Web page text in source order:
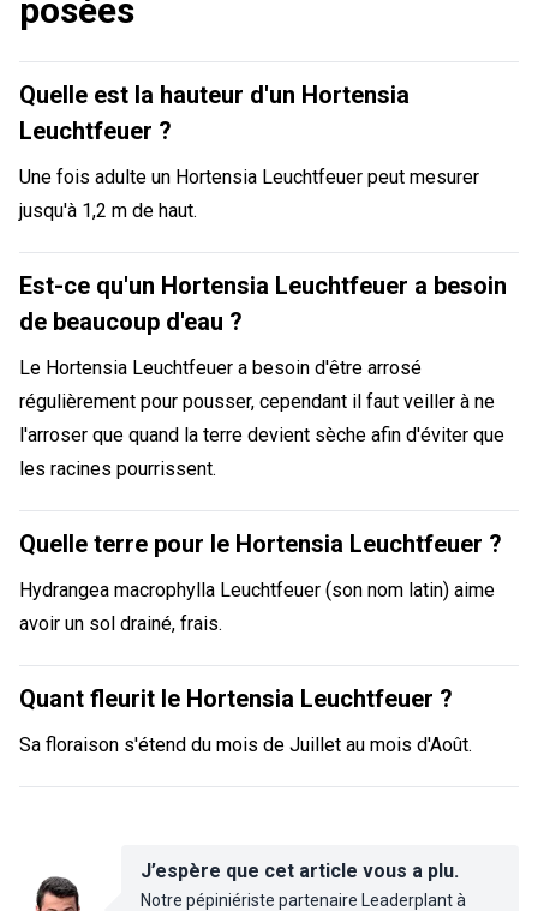
posées
Quelle est la hauteur d'un Hortensia
Leuchtfeuer ?
Une fois adulte un Hortensia Leuchtfeuer peut mesurer
jusqu'à 1,2 m de haut.
Est-ce qu'un Hortensia Leuchtfeuer a besoin
de beaucoup d'eau ?
Le Hortensia Leuchtfeuer a besoin d'être arrosé
régulièrement pour pousser, cependant il faut veiller à ne
l'arroser que quand la terre devient sèche afin d'éviter que
les racines pourrissent.
Quelle terre pour le Hortensia Leuchtfeuer ?
Hydrangea macrophylla Leuchtfeuer (son nom latin) aime
avoir un sol drainé, frais.
Quant fleurit le Hortensia Leuchtfeuer ?
Sa floraison s'étend du mois de Juillet au mois d'Août.
J’espère que cet article vous a plu.
Notre pépiniériste partenaire Leaderplant à